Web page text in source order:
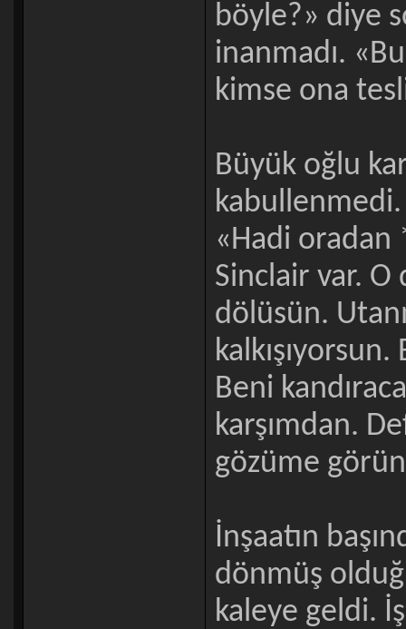
böyle?» diye
inanmadı.
kimse ona
Büyük oğlu
kabullenmedi.
«Hadi
Sinclair var.
dölüsün.
Beni
karşımdan.
gözüme
İnşaatın
dönmüş
kaleye geldi.